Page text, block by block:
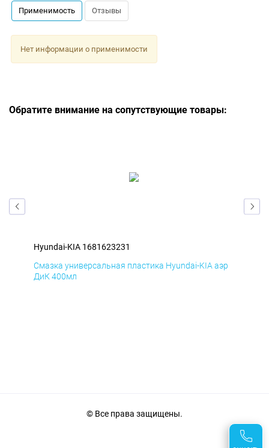
Применимость Отзывы
Нет информации о применимости
Обратите внимание на сопутствующие товары:
Hyundai-KIA 1681623231
Смазка универсальная пластика Hyundai-KIA аэр
ДиК 400мл
© Все права защищены.